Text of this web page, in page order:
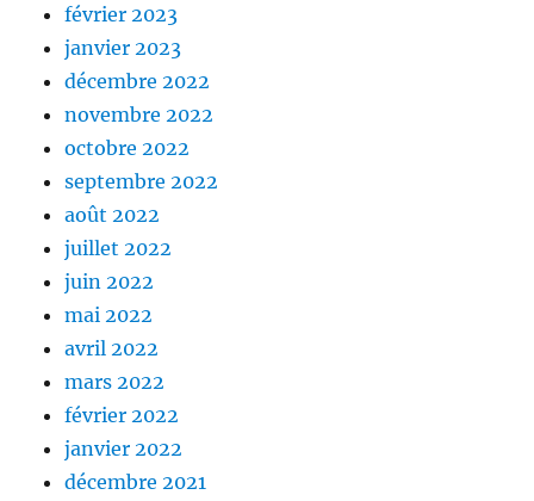
février 2023
janvier 2023
décembre 2022
novembre 2022
octobre 2022
septembre 2022
août 2022
juillet 2022
juin 2022
mai 2022
avril 2022
mars 2022
février 2022
janvier 2022
décembre 2021